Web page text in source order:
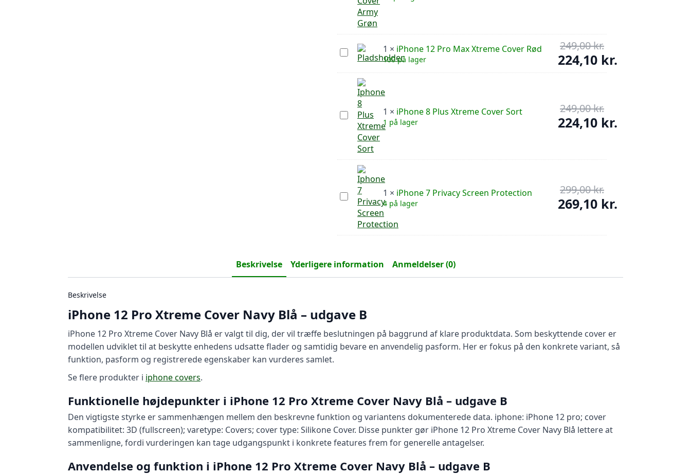
Xtreme
Cover
Army
Grøn
er:
224,10 kr..
iPhone
12
Max
Xtreme
Cover
1 × iPhone 12 Pro Max Xtreme Cover Rød
100 på lager
249,00kr.Den
oprindelige
pris
224,10 kr.
Den
er:
224,10 kr..
iPhone
8
Xtreme
Cover
1 × iPhone 8 Plus Xtreme Cover Sort
1 på lager
249,00kr.Den
oprindelige
pris
224,10 kr.
pris
iPhone
7
Privacy
Screen
Protection
1 × iPhone 7 Privacy Screen Protection
4 på lager
299,00kr.Den
oprindelige
pris
299,00 kr..
269,10 kr.
pris
Beskrivelse Yderligere information Anmeldelser (0)
Beskrivelse
iPhone 12 Pro Xtreme Cover Navy Blå – udgave B
iPhone 12 Pro Xtreme Cover Navy Blå er valgt til dig, der vil træffe beslutningen på baggrund af klare produktdata. Som beskyttende cover er
modellen udviklet til at beskytte enhedens udsatte flader og samtidig bevare en anvendelig pasform. Her er fokus på den konkrete variant, så
funktion, pasform og registrerede egenskaber kan vurderes samlet.
Se flere produkter i iphone covers.
Funktionelle højdepunkter i iPhone 12 Pro Xtreme Cover Navy Blå – udgave B
Den vigtigste styrke er sammenhængen mellem den beskrevne funktion og variantens dokumenterede data. iphone: iPhone 12 pro; cover
kompatibilitet: 3D (fullscreen); varetype: Covers; cover type: Silikone Cover. Disse punkter gør iPhone 12 Pro Xtreme Cover Navy Blå lettere at
sammenligne, fordi vurderingen kan tage udgangspunkt i konkrete features frem for generelle antagelser.
Anvendelse og funktion i iPhone 12 Pro Xtreme Cover Navy Blå – udgave B